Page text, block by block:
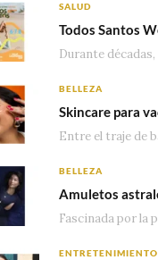
SALUD
BELLEZA
BELLEZA
ENTRETENIMIENTO